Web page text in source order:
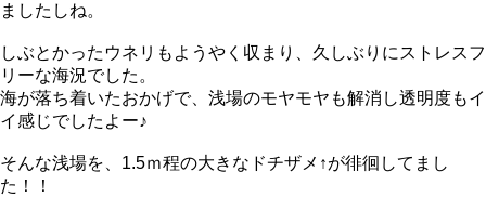
ましたしね。
しぶとかったウネリもようやく収まり、久しぶりにストレスフ
リーな海況でした。
海が落ち着いたおかげで、浅場のモヤモヤも解消し透明度もイ
イ感じでしたよー♪
そんな浅場を、1.5ｍ程の大きなドチザメ↑が徘徊してまし
た！！